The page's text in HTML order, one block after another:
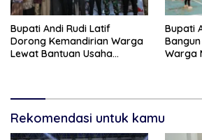
Bupati Andi Rudi Latif
Dorong Kemandirian Warga
Lewat Bantuan Usaha
Bupati
Warga
Rekomendasi untuk kamu